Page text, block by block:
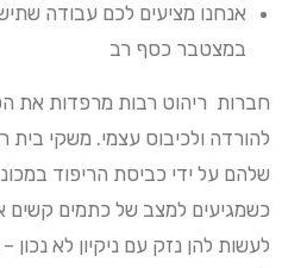
אנחנו מציעים לכם עבודה
במצטבר כסף רב
חברות ריהוט רבות מרפדות את
להורדה ולכיבוס עצמי. משקי
שלהם על ידי כביסת הריפוד
כשמגיעים למצב של כתמים קשים
לעשות להן נזק עם ניקיון לא נכון –